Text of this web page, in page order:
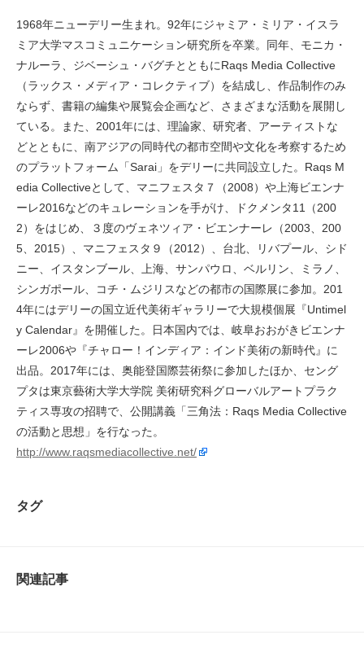
1968年ニューデリー生まれ。92年にジャミア・ミリア・イスラ
ミア大学マスコミュニケーション研究所を卒業。同年、モニカ・
ナルーラ、ジベーシュ・バグチとともにRaqs Media Collective
（ラックス・メディア・コレクティブ）を結成し、作品制作のみ
ならず、書籍の編集や展覧会企画など、さまざまな活動を展開し
ている。また、2001年には、理論家、研究者、アーティストな
どとともに、南アジアの同時代の都市空間や文化を考察するため
のプラットフォーム「Sarai」をデリーに共同設立した。Raqs M
edia Collectiveとして、マニフェスタ７（2008）や上海ビエンナ
ーレ2016などのキュレーションを手がけ、ドクメンタ11（200
2）をはじめ、３度のヴェネツィア・ビエンナーレ（2003、200
5、2015）、マニフェスタ９（2012）、台北、リバプール、シド
ニー、イスタンブール、上海、サンパウロ、ベルリン、ミラノ、
シンガポール、コチ・ムジリスなどの都市の国際展に参加。201
4年にはデリーの国立近代美術ギャラリーで大規模個展『Untimel
y Calendar』を開催した。日本国内では、岐阜おおがきビエンナ
ーレ2006や『チャロー！インディア：インド美術の新時代』に
出品。2017年には、奥能登国際芸術祭に参加したほか、セング
プタは東京藝術大学大学院 美術研究科グローバルアートプラク
ティス専攻の招聘で、公開講義「三角法：Raqs Media Collective
の活動と思想」を行なった。
http://www.raqsmediacollective.net/
タグ
関連記事